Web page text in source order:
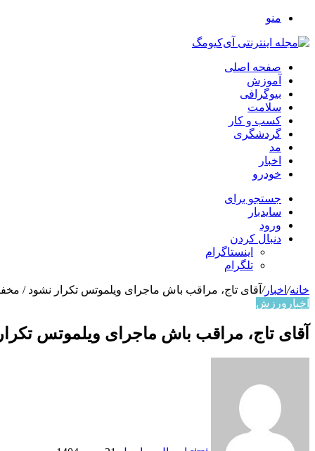
منو
صفحه اصلی
آموزش
بیوگرافی
سلامت
کسب و کار
گردشگری
مد
اخبار
خودرو
جستجو برای
سایدبار
ورود
دنبال کردن
اینستاگرام
تلگرام
خانه/ اخبار/ آقای تاج، مراقب باش ماجرای ویلموتس تکرار نشود /
اخبار ورزش
آقای تاج، مراقب باش ماجرای ویلموتس